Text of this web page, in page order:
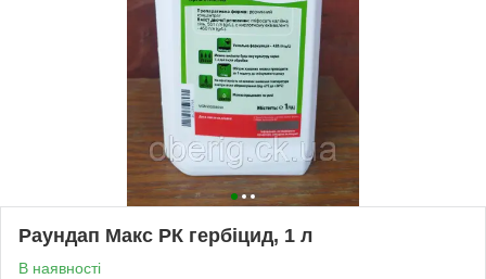
Раундап Макс РК гербіцид, 1 л
В наявності